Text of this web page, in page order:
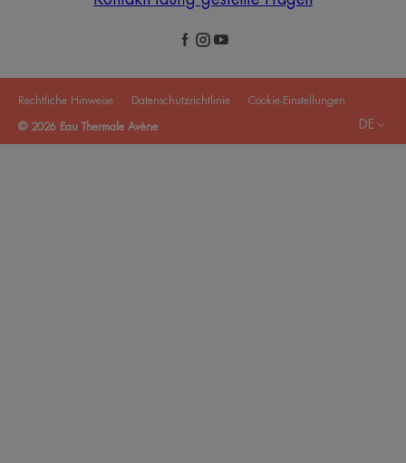
Rechtliche Hinweise Datenschutzrichtlinie Cookie-Einstellungen
© 2026 Eau Thermale Avène DE